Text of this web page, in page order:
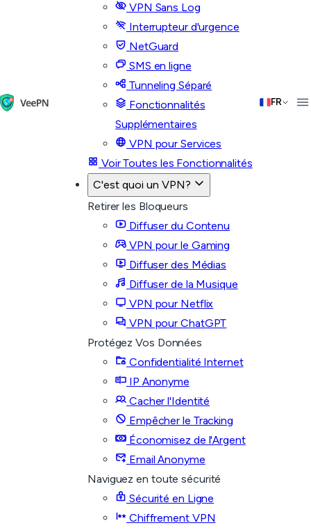
VPN Sans Log
Interrupteur d'urgence
NetGuard
SMS en ligne
Tunneling Séparé
Fonctionnalités
Supplémentaires
VPN pour Services
Voir Toutes les Fonctionnalités
C'est quoi un VPN?
Retirer les Bloqueurs
Diffuser du Contenu
VPN pour le Gaming
Diffuser des Médias
Diffuser de la Musique
VPN pour Netflix
VPN pour ChatGPT
Protégez Vos Données
Confidentialité Internet
IP Anonyme
Cacher l'Identité
Empêcher le Tracking
Économisez de l'Argent
Email Anonyme
Naviguez en toute sécurité
Sécurité en Ligne
Chiffrement VPN
FR